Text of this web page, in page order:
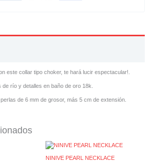
este collar tipo choker, te hará lucir espectacular!.
de río y detalles en baño de oro 18k.
de 6 mm de grosor, más 5 cm de extensión.
NINIVE PEARL NECKLACE